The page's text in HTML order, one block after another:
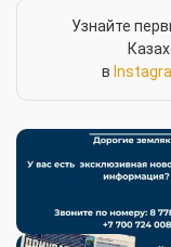
Узнайте
в